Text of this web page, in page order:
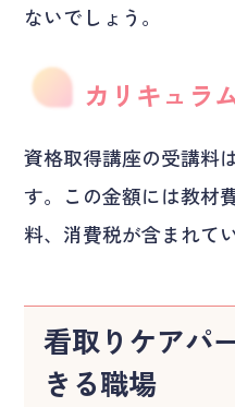
ないでしょう。
カリキュラ
資格取得講座の受講料
す。この金額には教材
料、消費税が含まれて
看取りケアパ
きる職場